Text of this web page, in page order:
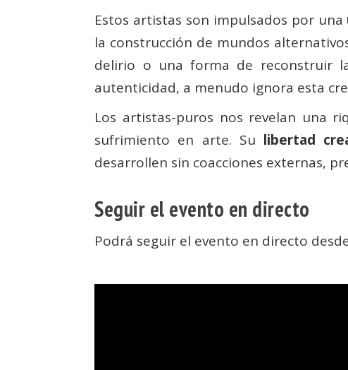
Estos artistas son impulsados por una
la construcción de mundos
delirio o una forma de reconstruir
autenticidad, a menudo ignora esta
Los artistas-puros nos revelan una
sufrimiento en arte. Su libertad
desarrollen sin coacciones externas,
Seguir el evento en directo
Podrá seguir el evento en directo